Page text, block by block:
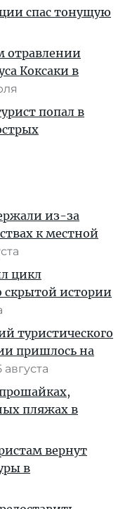
спас тонущую
отравлении
Коксаки в
попал в
из-за
к местной
цикл
скрытой истории
туристического
пришлось на
августа
пляжах в
вернут
в